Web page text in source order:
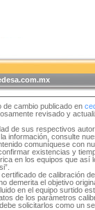
de cambio publicado en
revisado y
de sus respectivos
información, consulte
comuníquese con
existencias y
en los equipos que
de calibración
demerita el objetivo
en el equipo surtido
de los parámetros
solicitarlos como un